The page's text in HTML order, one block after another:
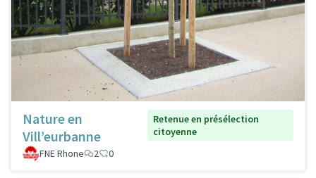
Nature en
Vill’eurbanne
Retenue en présélection
citoyenne
FNE Rhone
2 0